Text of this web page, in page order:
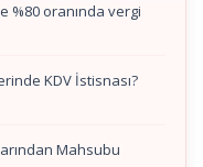
%80 oranında vergi
KDV İstisnası?
Mahsubu